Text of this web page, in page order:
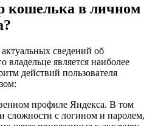
кошелька в личном
сведений об
владельце является наиболее
действий пользователя
профиле Яндекса. В том
сложности с логином и паролем,